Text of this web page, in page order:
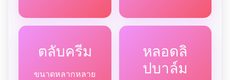
ตลับครีม
ขนาดหลากหลาย
หลอดลิ
ปบาล์ม